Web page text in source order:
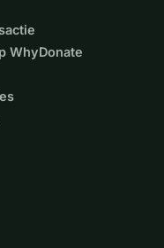
WhyDonate